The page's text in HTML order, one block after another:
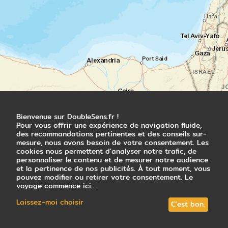
Nuit en hôtel
Jour 6
Caravansérail, village grec et cité
Vous quittez Konya en direction de la
Cappadoce. En chemin, arrêt au
caravansérail de Sultanhani, vestige de la
Route de la Soie. Vous poursuivez avec une
balade dans le village de Mustafapaşa,
ancien village gréco-turc, avant d’explorer
Kaymakli, une des plus grandes cités
souterraines de la région. Plusieurs niveaux
s’enfoncent sous terre : vous découvrez les
Bienvenue sur DoubleSens.fr !
Pour vous offrir une expérience de navigation fluide,
des recommandations pertinentes et des conseils sur-
mesure, nous avons besoin de votre consentement. Les
cookies nous permettent d'analyser notre trafic, de
personnaliser le contenu et de mesurer notre audience
et la pertinence de nos publicités. À tout moment, vous
pouvez modifier ou retirer votre consentement. Le
voyage commence ici…
Laissez-moi choisir
C'est bon.